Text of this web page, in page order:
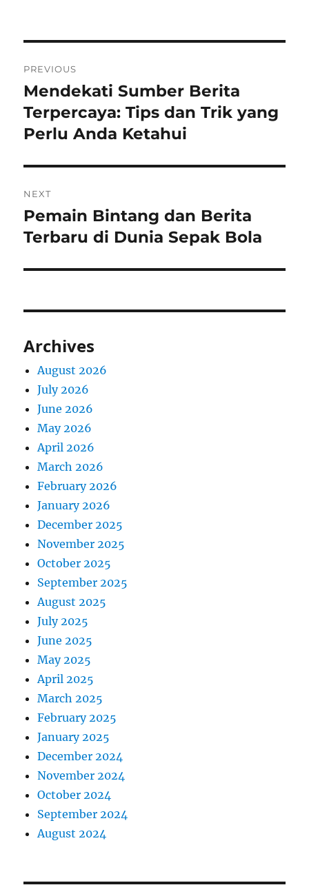
navigation
PREVIOUS
Previous
post:
Mendekati Sumber Berita
Terpercaya: Tips dan Trik yang
Perlu Anda Ketahui
NEXT
Next
post:
Pemain Bintang dan Berita
Terbaru di Dunia Sepak Bola
Archives
August 2026
July 2026
June 2026
May 2026
April 2026
March 2026
February 2026
January 2026
December 2025
November 2025
October 2025
September 2025
August 2025
July 2025
June 2025
May 2025
April 2025
March 2025
February 2025
January 2025
December 2024
November 2024
October 2024
September 2024
August 2024